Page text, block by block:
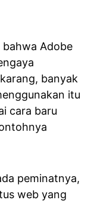
bahwa Adobe
banyak
itu
cara baru
peminatnya,
web yang